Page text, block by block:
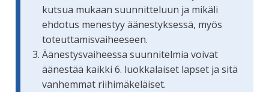
kutsua mukaan suunnitteluun ja mikäli
ehdotus menestyy äänestyksessä, myös
toteuttamisvaiheeseen.
Äänestysvaiheessa suunnitelmia voivat
äänestää kaikki 6. luokkalaiset lapset ja sitä
vanhemmat riihimäkeläiset.